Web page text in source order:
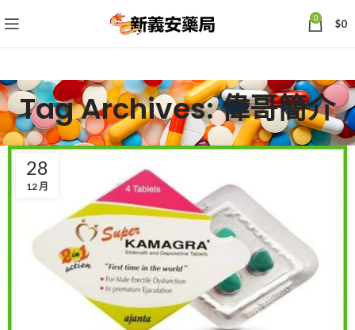
0 $0
Tag Archives: 偉哥簡介
28
12 月